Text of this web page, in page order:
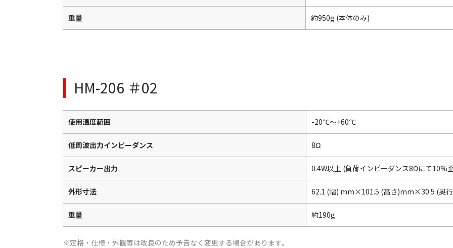
重量 約950g (本体のみ)
HM-206 ＃02
使用温度範囲 -20℃～+60℃
低周波出力インピーダンス 8Ω
スピーカー出力 0.4W以上 (負荷インピーダンス8Ωにて10%
外形寸法 62.1 (幅) mm×101.5 (高さ)mm×30.5 (奥
重量 約190g
※定格・仕様・外観等は改良のため予告なく変更する場合があります。